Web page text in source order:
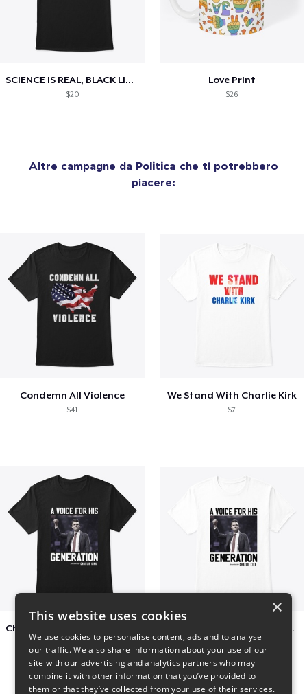
SCIENCE IS REAL, BLACK LIVES MATTER
$20
Love Print
$26
Altre campagne da Politica che ti potrebbero
piacere:
Condemn All Violence
$41
We Stand With Charlie Kirk
$7
Charlie Kirk A Voice For His Generation
×
This website uses cookies
We use cookies to personalise content, ads and to analyse
our traffic. We also share information about your use of our
site with our advertising and analytics partners who may
combine it with other information that you’ve provided to
them or that they’ve collected from your use of their services.